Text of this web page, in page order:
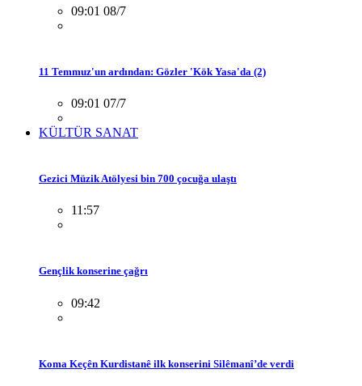
09:01 08/7
11 Temmuz'un ardından: Gözler 'Kök Yasa'da (2)
09:01 07/7
KÜLTÜR SANAT
Gezici Müzik Atölyesi bin 700 çocuğa ulaştı
11:57
Gençlik konserine çağrı
09:42
Koma Keçên Kurdistanê ilk konserini Silêmanî’de verdi